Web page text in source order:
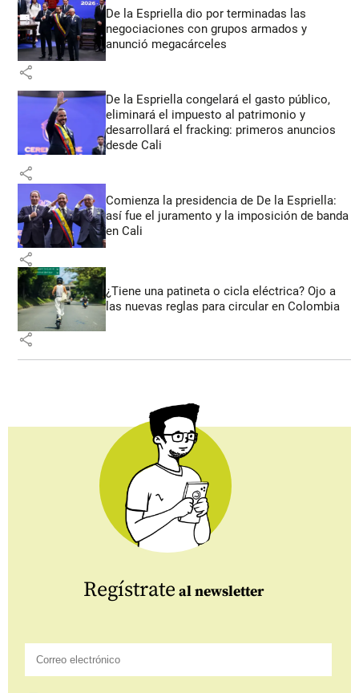
De la Espriella dio por terminadas las
negociaciones con grupos armados y
anunció megacárceles
share
De la Espriella congelará el gasto público,
eliminará el impuesto al patrimonio y
desarrollará el fracking: primeros anuncios
desde Cali
share
Comienza la presidencia de De la Espriella:
así fue el juramento y la imposición de banda
en Cali
share
¿Tiene una patineta o cicla eléctrica? Ojo a
las nuevas reglas para circular en Colombia
share
Regístrate al newsletter